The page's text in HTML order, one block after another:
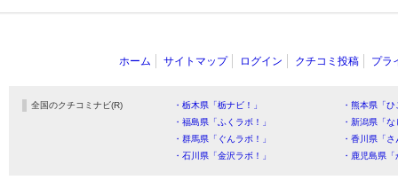
ホーム サイトマップ ログイン クチコミ投稿 プラ
全国のクチコミナビ(R) ・栃木県「栃ナビ！」
・熊本県「
・福島県「ふくラボ！」
・新潟県「
・群馬県「ぐんラボ！」
・香川県「
・石川県「金沢ラボ！」
・鹿児島県